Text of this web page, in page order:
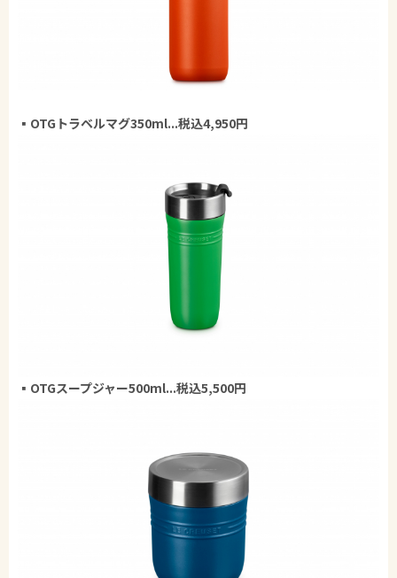
▪OTGトラベルマグ350ml...税込4,950円
▪OTGスープジャー500ml...税込5,500円